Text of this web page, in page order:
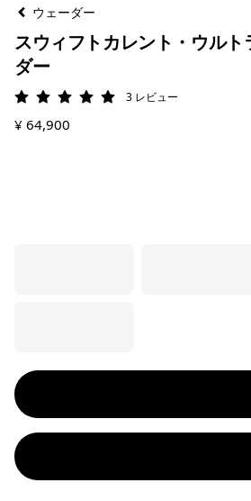
ウェーダー
スウィフトカレント・ウル
ダー
評価: 5 / 5 3 レビュー
¥ 64,900